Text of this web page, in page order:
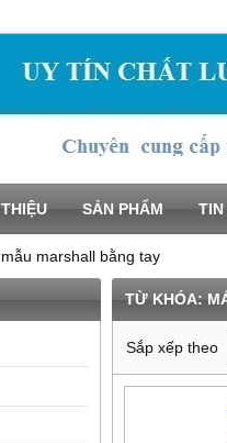
SẢN PHẨM
marshall bằng tay
TỪ KHÓA:
Sắp xếp theo